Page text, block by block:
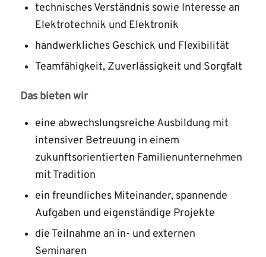
technisches Verständnis sowie Interesse an
Elektrotechnik und Elektronik
handwerkliches Geschick und Flexibilität
Teamfähigkeit, Zuverlässigkeit und Sorgfalt
Das bieten wir
eine abwechslungsreiche Ausbildung mit
intensiver Betreuung in einem
zukunftsorientierten Familienunternehmen
mit Tradition
ein freundliches Miteinander, spannende
Aufgaben und eigenständige Projekte
die Teilnahme an in- und externen
Seminaren